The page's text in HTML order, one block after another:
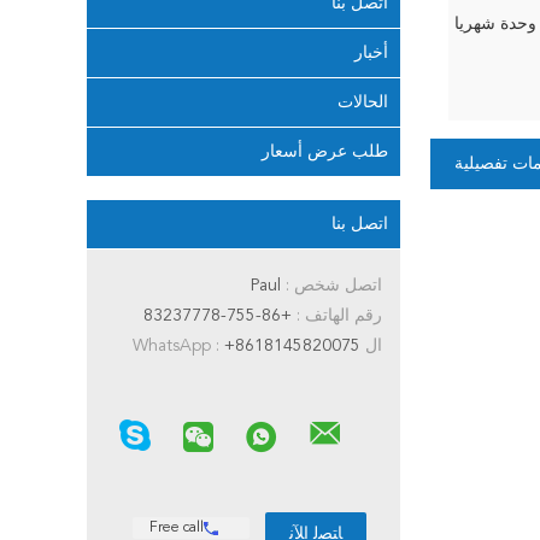
اتصل بنا
أخبار
الحالات
طلب عرض أسعار
اتصل بنا
اتصل شخص :
رقم الهاتف : +86-755-83237778
ال WhatsApp : +8618145820075
Free call
تفصيلية